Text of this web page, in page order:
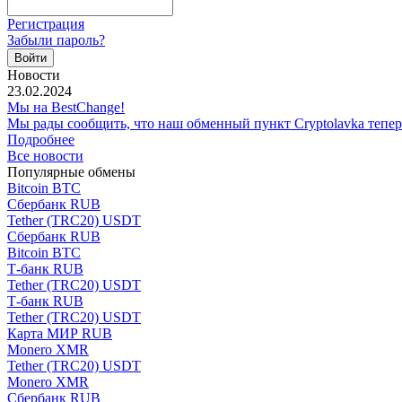
Регистрация
Забыли пароль?
Новости
23.02.2024
Мы на BestChange!
Мы рады сообщить, что наш обменный пункт Cryptolavka
Подробнее
Все новости
Популярные обмены
Bitcoin BTC
Сбербанк RUB
Tether (TRC20) USDT
Сбербанк RUB
Bitcoin BTC
Т-банк RUB
Tether (TRC20) USDT
Т-банк RUB
Tether (TRC20) USDT
Карта МИР RUB
Monero XMR
Tether (TRC20) USDT
Monero XMR
Сбербанк RUB